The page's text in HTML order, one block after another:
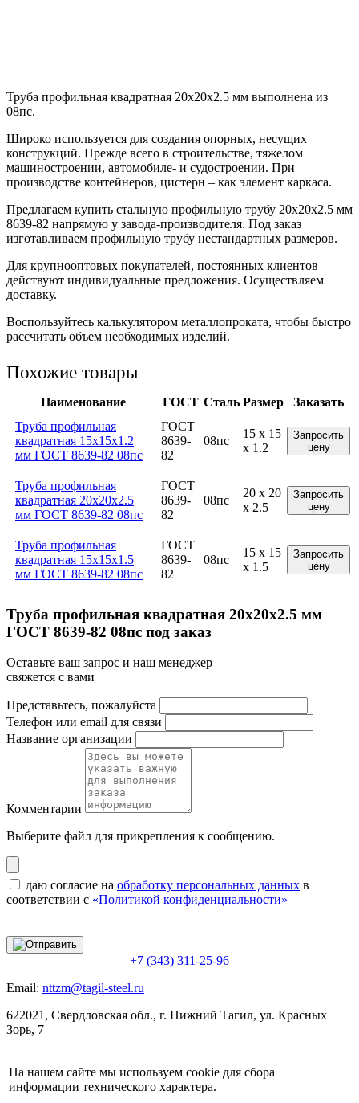
Труба профильная квадратная 20х20х2.5 мм выполнена из
08пс.
Широко используется для создания опорных, несущих
конструкций. Прежде всего в строительстве, тяжелом
машиностроении, автомобиле- и судостроении. При
производстве контейнеров, цистерн – как элемент каркаса.
Предлагаем купить стальную профильную трубу 20х20х2.5 мм
8639-82 напрямую у завода-производителя. Под заказ
изготавливаем профильную трубу нестандартных размеров.
Для крупнооптовых покупателей, постоянных клиентов
действуют индивидуальные предложения. Осуществляем
доставку.
Воспользуйтесь калькулятором металлопроката, чтобы быстро
рассчитать объем необходимых изделий.
Похожие товары
Наименование ГОСТ Сталь Размер
Заказать
Труба профильная
квадратная 15x15x1.2
мм ГОСТ 8639-82 08пс
ГОСТ
8639-
82
08пс
15 x 15
x 1.2
Запросить
цену
Труба профильная
квадратная 20x20x2.5
мм ГОСТ 8639-82 08пс
ГОСТ
8639-
82
08пс
20 x 20
x 2.5
Запросить
цену
Труба профильная
квадратная 15x15x1.5
мм ГОСТ 8639-82 08пс
ГОСТ
8639-
82
08пс
15 x 15
x 1.5
Запросить
цену
Труба профильная квадратная 20x20x2.5 мм
ГОСТ 8639-82 08пс под заказ
Оставьте ваш запрос и наш менеджер
свяжется с вами
Представьтесь, пожалуйста
Телефон или email для связи
Название организации
Комментарии
Выберите файл для прикрепления к сообщению.
даю согласие на обработку персональных данных в
соответствии с «Политикой конфиденциальности»
+7 (343) 311-25-96
Email: nttzm@tagil-steel.ru
622021, Свердловская обл., г. Нижний Тагил, ул. Красных
Зорь, 7
На нашем сайте мы используем cookie для сбора
информации технического характера.